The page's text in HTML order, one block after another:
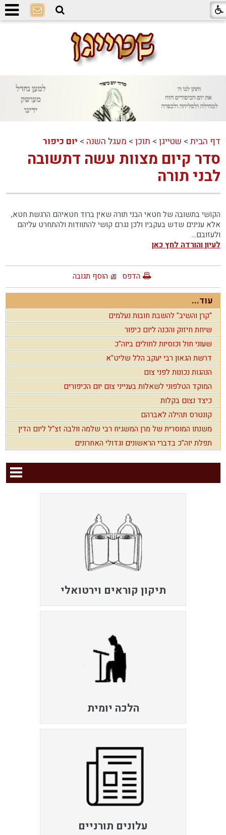
דף הבית > שטייגן > תוכן > מעגל השנה > יום כיפור
סדר קיום מצוות עשה דתשובה
לבני תורה
הקושי בתשובה של חטאי הבני תורה שאין ברוד חטאיהם הרגשת חטא,
אלא ענינים שדש בעקביו ולכן נגרם קושי להתוודות ולהתחרט עליהם
ולעזובם...
לעיון והורדה לחץ כאן
הדפס הוסף תגובה
עוד...
"קרן והשיב" להשבת חובות נעלמים
שיחת חיזוק והכנה ליום כיפור
שעוני חול וכוסיות לחולים ביוה"כ
דרשת הגאון רבי יעקב הלל שליט"א
הנהגות נכונות לפני צום
המוקד הטלפוני לשאלות בענייני צום יום הכיפורים
כיצד נצום בקלות
קונטרס תהילה לאברהם
משנתו המוסרית של מרן המשגיח רבי שלמה וולבה זצ"ל ליום הדין
תפלת יוה"כ בדברי הראשונים וגדולי האחרונים
תיקון קוראים וירטואלי
הלכה יומית
עלונים תורניים